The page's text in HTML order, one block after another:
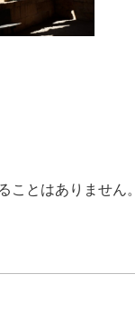
ことはありません。